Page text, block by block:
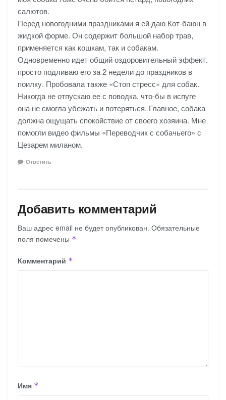
салютов.
Перед новогодними праздниками я ей даю Кот-баюн в
жидкой форме. Он содержит большой набор трав,
применяется как кошкам, так и собакам.
Одновременно идет общий оздоровительный эффект.
просто подливаю его за 2 недели до праздников в
поилку. Пробовала также «Стоп стресс» для собак.
Никогда не отпускаю ее с поводка, что-бы в испуге
она не смогла убежать и потеряться. Главное, собака
должна ощущать спокойствие от своего хозяина. Мне
помогли видео фильмы «Переводчик с собачьего» с
Цезарем миланом.
Ответить
Добавить комментарий
Ваш адрес email не будет опубликован. Обязательные
поля помечены *
Комментарий *
Имя *